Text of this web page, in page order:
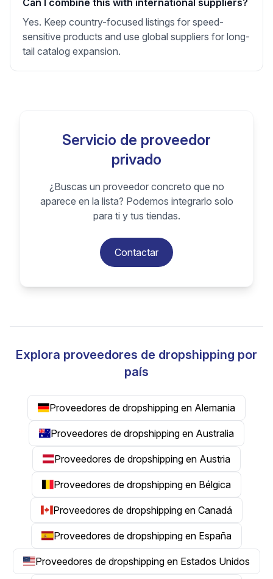
Can I combine this with international suppliers?
Yes. Keep country-focused listings for speed-
sensitive products and use global suppliers for long-
tail catalog expansion.
Servicio de proveedor
privado
¿Buscas un proveedor concreto que no
aparece en la lista? Podemos integrarlo solo
para ti y tus tiendas.
Contactar
Explora proveedores de dropshipping por
país
Proveedores de dropshipping en Alemania
Proveedores de dropshipping en Australia
Proveedores de dropshipping en Austria
Proveedores de dropshipping en Bélgica
Proveedores de dropshipping en Canadá
Proveedores de dropshipping en España
Proveedores de dropshipping en Estados Unidos